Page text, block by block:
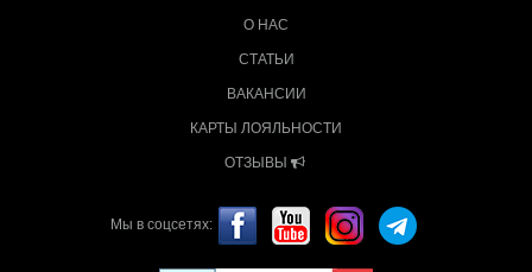
О НАС
СТАТЬИ
ВАКАНСИИ
КАРТЫ ЛОЯЛЬНОСТИ
ОТЗЫВЫ
Мы в соцсетях: